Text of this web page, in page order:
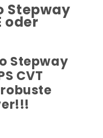
Stepway
oder
Stepway
CVT